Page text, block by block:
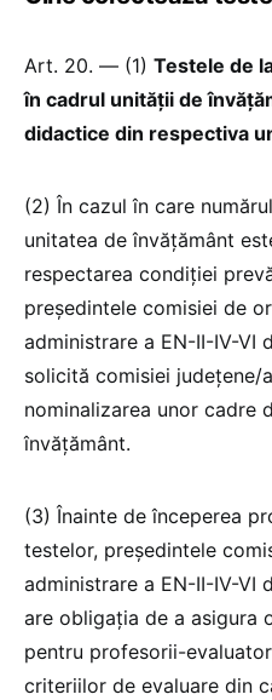
Art. 20. — (1) Testele de
în cadrul unității de
didactice din respectiva
(2) În cazul în care
unitatea de învățământ
respectarea condiției
președintele comisiei de
administrare a EN-II-IV-VI
solicită comisiei județene/
nominalizarea unor cadre
învățământ.
(3) Înainte de începerea
testelor, președintele
administrare a EN-II-IV-VI
are obligația de a asigura
pentru profesorii-
criteriilor de evaluare din